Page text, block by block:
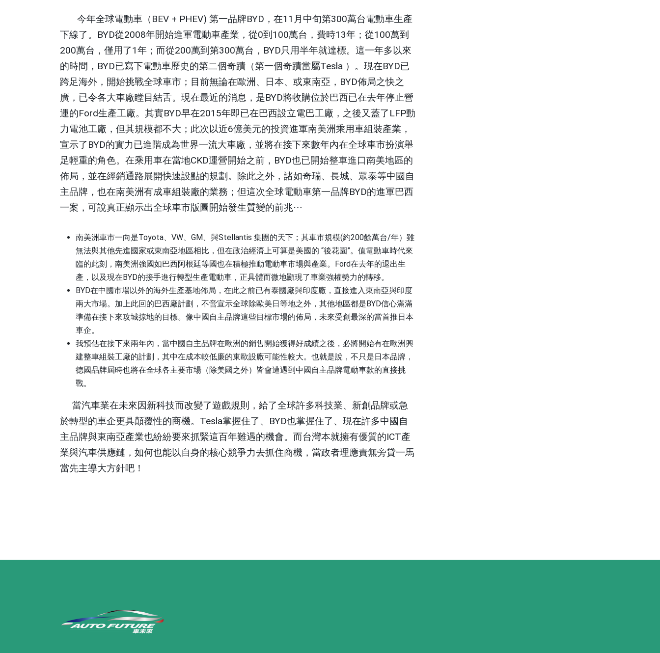
今年全球電動車（ BEV + PHEV) 第一品牌BYD ，在11 月中旬第300萬台電動車生產
下線了。 BYD從2008年開始進軍電動車產業，從0到 100萬台，費時13年；從100萬到
200萬台，僅用了1年；而從200萬到第300萬台， BYD只用半年就達標。這一年多以來
的時間， BYD已寫下電動車歷史的第二個奇蹟（第一個奇蹟當屬Tesla ）。現在BYD已
跨足海外，開始挑戰全球車市；目前無論在歐洲、日本、或東南亞， BYD佈局之快之
廣，已令各大車廠瞠目結舌。現在最近的消息，是BYD將收購位於巴西已在去年停止營
運的Ford生產工廠。其實BYD早在2015年即已在巴西設立電巴工廠，之後又蓋了 LFP動
力電池工廠，但其規模都不大；此次以近6億美元的投資進軍南美洲乘用車組裝產業，
宣示了 BYD的實力已進階成為世界一流大車廠，並將在接下來數年內在全球車市扮演舉
足輕重的角色。在乘用車在當地CKD運營開始之前， BYD也已開始整車進口南美地區的
佈局，並在經銷通路展開快速設點的規劃。除此之外，諸如奇瑞、長城、眾泰等中國自
主品牌，也在南美洲有成車組裝廠的業務；但這次全球電動車第一品牌BYD的進軍巴西
一案，可說真正顯示出全球車市版圖開始發生質變的前兆⋯
南美洲車市一向是Toyota VW GM 、與Stellantis 集團的天下；其車市規模(約200餘萬台/年）雖
無法與其他先進國家或東南亞地區相比，但在政治經濟上可算是美國的 “後花園”。值電動車時代來
臨的此刻，南美洲強國如巴西阿根廷等國也在積極推動電動車市場與產業。 Ford在去年的退出生
產，以及現在BYD的接手進行轉型生產電動車，正具體而微地顯現了車業強權勢力的轉移。
BYD在中國市場以外的海外生產基地佈局，在此之前已有泰國廠與印度廠，直接進入東南亞與印度
兩大市場。加上此回的巴西廠計劃，不啻宣示全球除歐美日等地之外，其他地區都是BYD信心滿滿
準備在接下來攻城掠地的目標。像中國自主品牌這些目標市場的佈局，未來受創最深的當首推日本
車企。
我預估在接下來兩年內，當中國自主品牌在歐洲的銷售開始獲得好成績之後，必將開始有在歐洲興
建整車組裝工廠的計劃，其中在成本較低廉的東歐設廠可能性較大。也就是說，不只是日本品牌，
德國品牌屆時也將在全球各主要市場（除美國之外）皆會遭遇到中國自主品牌電動車款的直接挑
戰。
當汽車業在未來因新科技而改變了遊戲規則，給了全球許多科技業、新創品牌或急
於轉型的車企更具顛覆性的商機。 Tesla掌握住了、 BYD也掌握住了、現在許多中國自
主品牌與東南亞產業也紛紛要來抓緊這百年難遇的機會。而台灣本就擁有優質的ICT產
業與汽車供應鏈，如何也能以自身的核心競爭力去抓住商機，當政者理應責無旁貸一馬
當先主導大方針吧！